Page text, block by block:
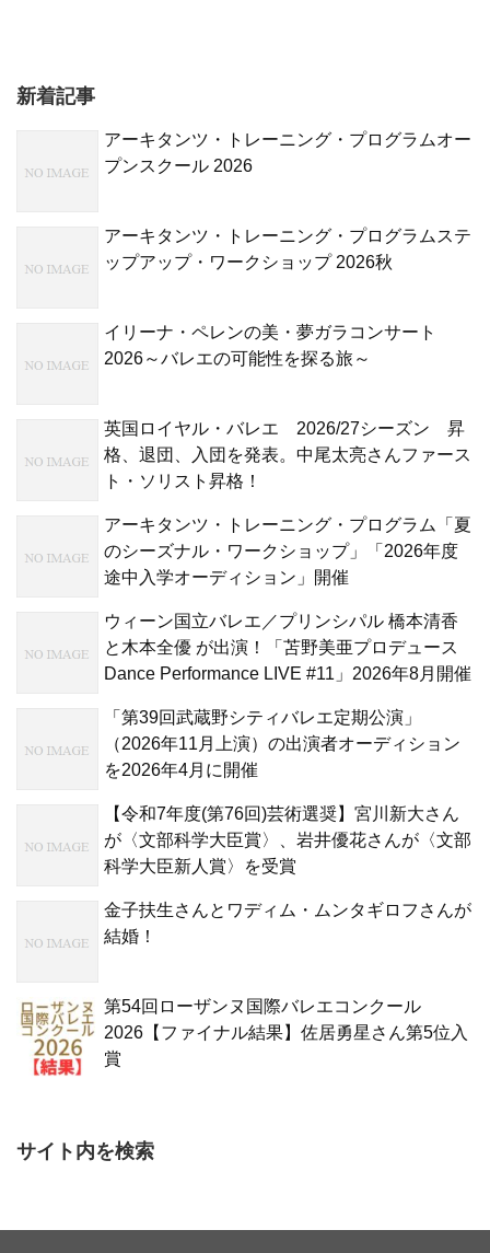
新着記事
アーキタンツ・トレーニング・プログラムオー
プンスクール 2026
アーキタンツ・トレーニング・プログラムステ
ップアップ・ワークショップ 2026秋
イリーナ・ペレンの美・夢ガラコンサート
2026～バレエの可能性を探る旅～
英国ロイヤル・バレエ 2026/27シーズン 昇
格、退団、入団を発表。中尾太亮さんファース
ト・ソリスト昇格！
アーキタンツ・トレーニング・プログラム「夏
のシーズナル・ワークショップ」「2026年度
途中入学オーディション」開催
ウィーン国立バレエ／プリンシパル 橋本清香
と木本全優 が出演！「苫野美亜プロデュース
Dance Performance LIVE #11」2026年8月開催
「第39回武蔵野シティバレエ定期公演」
（2026年11月上演）の出演者オーディション
を2026年4月に開催
【令和7年度(第76回)芸術選奨】宮川新大さん
が〈文部科学大臣賞〉、岩井優花さんが〈文部
科学大臣新人賞〉を受賞
金子扶生さんとワディム・ムンタギロフさんが
結婚！
第54回ローザンヌ国際バレエコンクール
2026【ファイナル結果】佐居勇星さん第5位入
賞
サイト内を検索